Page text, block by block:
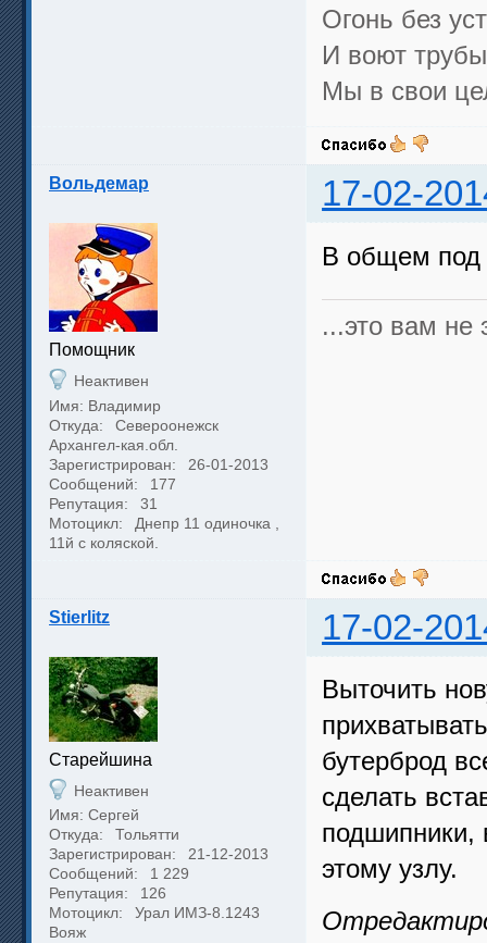
Огонь без
И воют
Мы в свои
Вольдемар 17-02-
Помощник
Неактивен
Имя: Владимир
Откуда:
Североонежск
Архангел-кая.обл.
Зарегистрирован:
26-01-2013
Сообщений:
177
Репутация:
31
Мотоцикл:
Днепр 11 одиночка ,
11й с коляской.
В общем под
...это вам не
Stierlitz 17-02-
Cтарейшина
Неактивен
Имя: Сергей
Откуда:
Тольятти
Зарегистрирован:
21-12-2013
Сообщений:
1 229
Репутация:
126
Мотоцикл:
Урал ИМЗ-8.1243
Вояж
Выточить
бутерброд
сделать
подшипники,
этому узлу.